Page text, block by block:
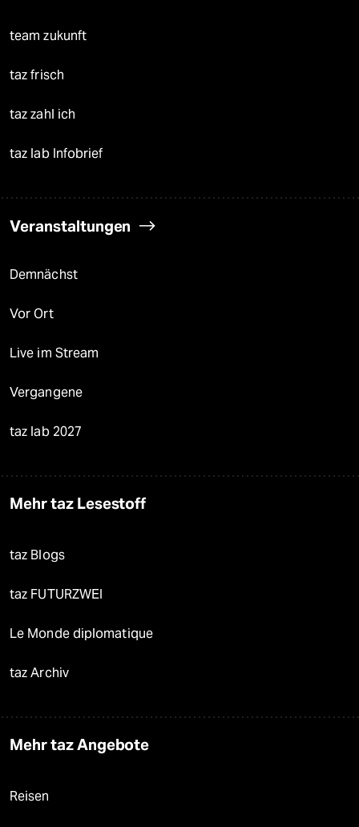
team zukunft
taz frisch
taz zahl ich
taz lab Infobrief
Veranstaltungen
Demnächst
Vor Ort
Live im Stream
Vergangene
taz lab 2027
Mehr taz Lesestoff
taz Blogs
taz FUTURZWEI
Le Monde diplomatique
taz Archiv
Mehr taz Angebote
Reisen